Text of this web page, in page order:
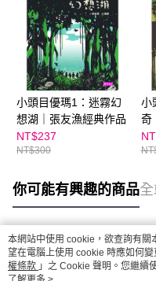
小頭目優瑪1：迷霧幻
想湖｜張友漁經典作品
NT$237
NT$300
小
奇
你可能有興趣的商品
熱門標籤
本網站中使用 cookie，欲查詢有
望在電腦上使用 cookie 時應如何
權條款 」之 Cookie 聲明。您繼續